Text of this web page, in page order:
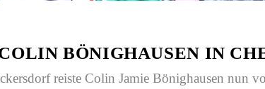
BÖNIGHAUSEN IN
reiste Colin Jamie Bönighausen nun